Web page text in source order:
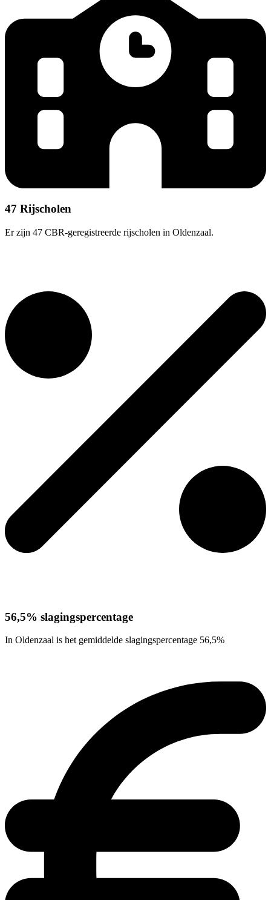
47 Rijscholen
Er zijn 47 CBR-geregistreerde rijscholen in Oldenzaal.
56,5% slagingspercentage
In Oldenzaal is het gemiddelde slagingspercentage 56,5%